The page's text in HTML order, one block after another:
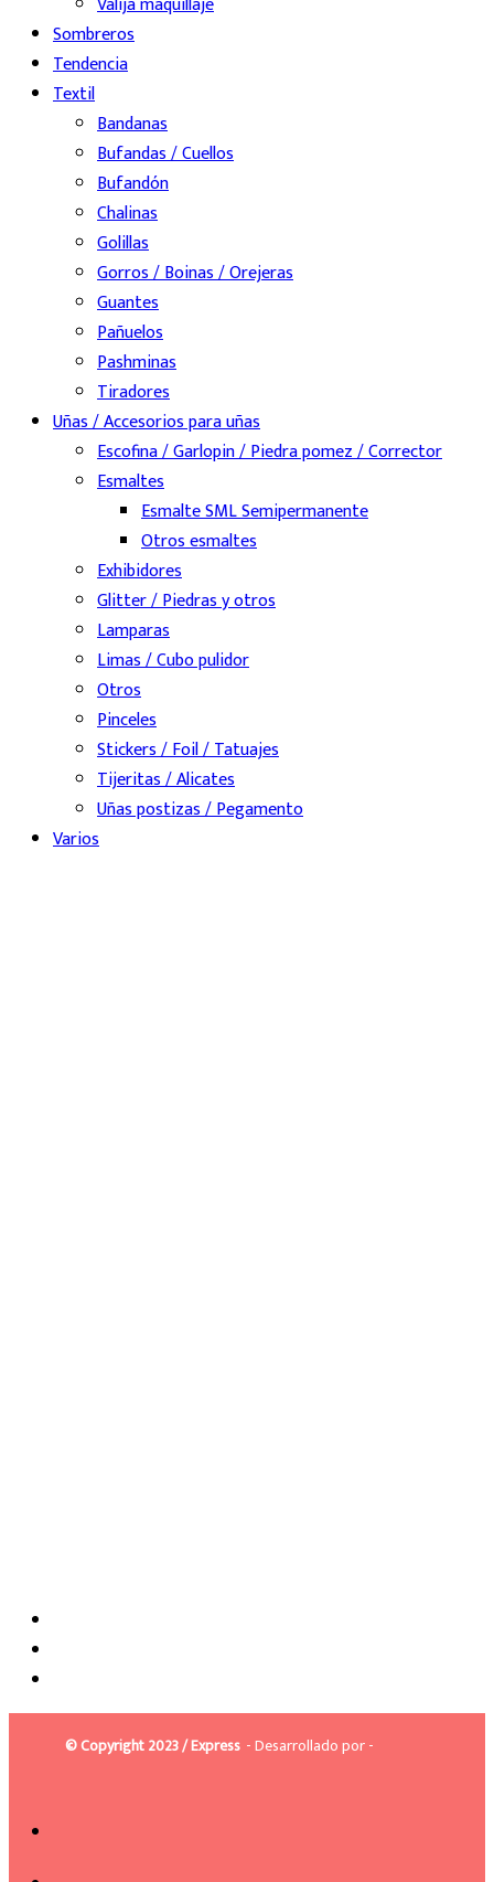
Sombreros
Tendencia
Textil
Bandanas
Bufandas / Cuellos
Bufandón
Chalinas
Golillas
Gorros / Boinas / Orejeras
Guantes
Pañuelos
Pashminas
Tiradores
Uñas / Accesorios para uñas
Escofina / Garlopin / Piedra pomez / Corrector
Esmaltes
Esmalte SML Semipermanente
Otros esmaltes
Exhibidores
Glitter / Piedras y otros
Lamparas
Limas / Cubo pulidor
Otros
Pinceles
Stickers / Foil / Tatuajes
Tijeritas / Alicates
Uñas postizas / Pegamento
Varios
© Copyright 2023 / Express - Desarrollado por -